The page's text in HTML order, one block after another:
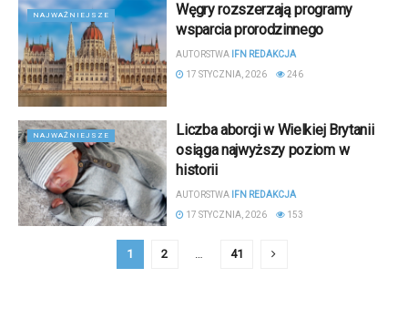
NAJWAŻNIEJSZE
Węgry rozszerzają programy
wsparcia prorodzinnego
AUTORSTWA
IFN REDAKCJA
17 STYCZNIA, 2026
246
NAJWAŻNIEJSZE
Liczba aborcji w Wielkiej Brytanii
osiąga najwyższy poziom w
historii
AUTORSTWA
IFN REDAKCJA
17 STYCZNIA, 2026
153
1 2 … 41